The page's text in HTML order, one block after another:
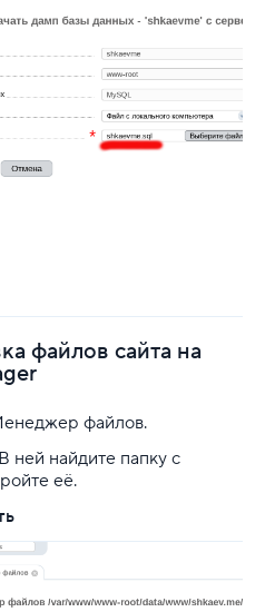
файлов сайта на
файлов.
ней найдите папку с
её.